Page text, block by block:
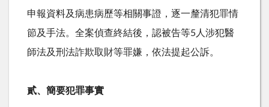
申報資料及病患病歷等相關事證，逐一釐清犯罪情
節及手法。全案偵查終結後，認被告等5人涉犯醫
師法及刑法詐欺取財等罪嫌，依法提起公訴。
貳、簡要犯罪事實